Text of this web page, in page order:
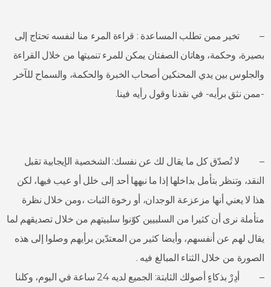
– تخير ممن تطلب المساعدة : قراءة المرء منا لنفسه تحتاج إلى
بصيرة، وحكمة، وهاتان الصفتان يمكن للمرء تنميتها من خلال القراءة
والجلوس بين يدي المحنكين أصحاب الخبرة والحكمة، والسماح للآخر
-ممن نثق برأيه- في نقدنا وقول رأيه فينا.
– لا تُصدّق كل ما يقال لك عن نفسك: الشخصية الإيجابية تقبل
النقد، وتنظر بتأمل بداخلها إذا ما نبهها أحد إلى خلل أو عيب فيها، لكن
هذا لا يعني أنها مزعزعة الوجدان، أو رخوة الثبات ،ومن خلال نظرة
متأملة نرى أن كثيرا من السلبيين كوّنوا سلبيتهم من خلال تصديقهم لما
يقال لهم عن أنفسهم، وأيضا كثير من المعتدّين برأيهم وصلوا إلى هذه
الصورة من خلال الثناء المبالغ فيه .
– أدِرْ بذكاءٍ أصولك الثابتة: الجميع لديه 24 ساعة في اليوم، وكلنا